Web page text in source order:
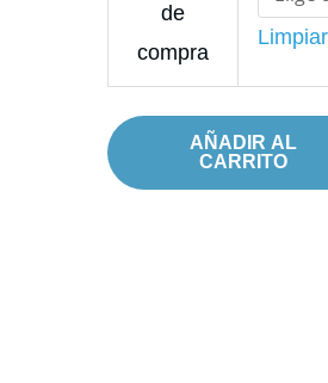
de
compra
Limpiar
salud,
3
ed.
(2014)
AÑADIR AL
CARRITO